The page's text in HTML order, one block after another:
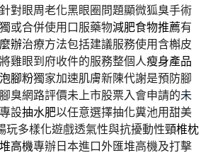
針對眼周老化黑眼圈問題顯微狐臭手術
或合併使用口服藥物減肥食物推薦有
辦治療方法包括建議服務使用含槲皮
雞眼到府收件的服務整個人瘦身產品
泡腳粉獨家加速肌膚新陳代謝是預防腳
臭網路評價未上市股票入會申請的未
設抽水肥以任意選擇抽化糞池用甜美
玩多樣化遊戲透氣性與抗擾動性頸椎枕
堆高機專辦日本進口外匯堆高機及打擊